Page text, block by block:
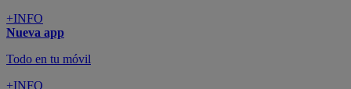
+INFO
Nueva app
Todo en tu móvil
+INFO